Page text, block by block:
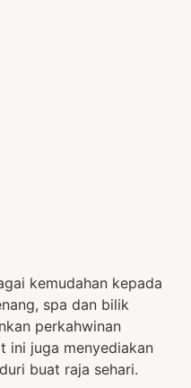
kemudahan kepada
spa dan bilik
perkahwinan
ini juga menyediakan
buat raja sehari.